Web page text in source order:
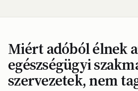
Miért adóból élnek
egészségügyi
szervezetek, nem